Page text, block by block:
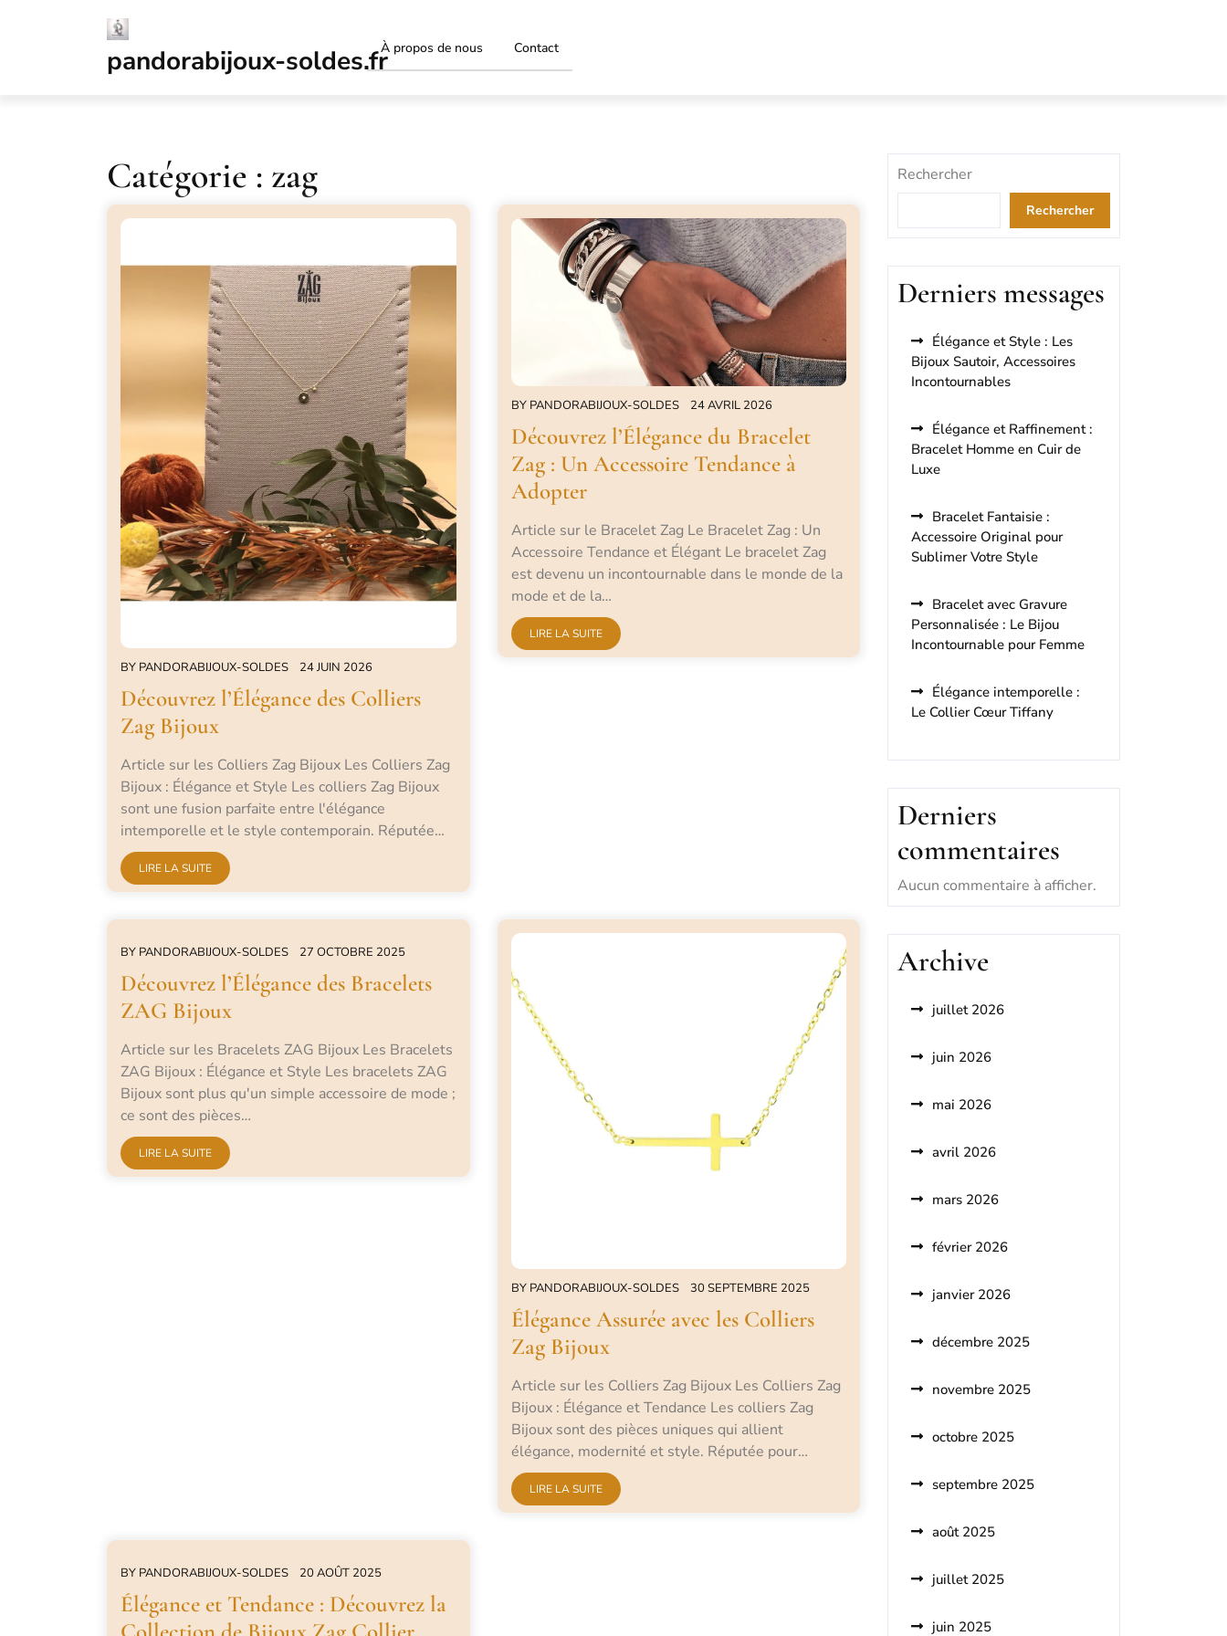
pandorabijoux-soldes.frÀ propos de nous Contact
Catégorie : zag
BY PANDORABIJOUX-SOLDES 24 JUIN 2026
Découvrez l’Élégance des Colliers
Zag Bijoux
Article sur les Colliers Zag Bijoux Les Colliers Zag
Bijoux : Élégance et Style Les colliers Zag Bijoux
sont une fusion parfaite entre l'élégance
intemporelle et le style contemporain. Réputée…
LIRE LA SUITE
BY PANDORABIJOUX-SOLDES 24 AVRIL 2026
Découvrez l’Élégance du Bracelet
Zag : Un Accessoire Tendance à
Adopter
Article sur le Bracelet Zag Le Bracelet Zag : Un
Accessoire Tendance et Élégant Le bracelet Zag
est devenu un incontournable dans le monde de la
mode et de la…
LIRE LA SUITE
BY PANDORABIJOUX-SOLDES 27 OCTOBRE 2025
Découvrez l’Élégance des Bracelets
ZAG Bijoux
Article sur les Bracelets ZAG Bijoux Les Bracelets
ZAG Bijoux : Élégance et Style Les bracelets ZAG
Bijoux sont plus qu'un simple accessoire de mode ;
ce sont des pièces…
LIRE LA SUITE
BY PANDORABIJOUX-SOLDES 30 SEPTEMBRE 2025
Élégance Assurée avec les Colliers
Zag Bijoux
Article sur les Colliers Zag Bijoux Les Colliers Zag
Bijoux : Élégance et Tendance Les colliers Zag
Bijoux sont des pièces uniques qui allient
élégance, modernité et style. Réputée pour…
LIRE LA SUITE
BY PANDORABIJOUX-SOLDES 20 AOÛT 2025
Élégance et Tendance : Découvrez la
Rechercher
Rechercher
Derniers messages
Élégance et Style : Les
Bijoux Sautoir, Accessoires
Incontournables
Élégance et Raffinement :
Bracelet Homme en Cuir de
Luxe
Bracelet Fantaisie :
Accessoire Original pour
Sublimer Votre Style
Bracelet avec Gravure
Personnalisée : Le Bijou
Incontournable pour Femme
Élégance intemporelle :
Le Collier Cœur Tiffany
Derniers
commentaires
Aucun commentaire à afficher.
Archive
juillet 2026
juin 2026
mai 2026
avril 2026
mars 2026
février 2026
janvier 2026
décembre 2025
novembre 2025
octobre 2025
septembre 2025
août 2025
juillet 2025
juin 2025